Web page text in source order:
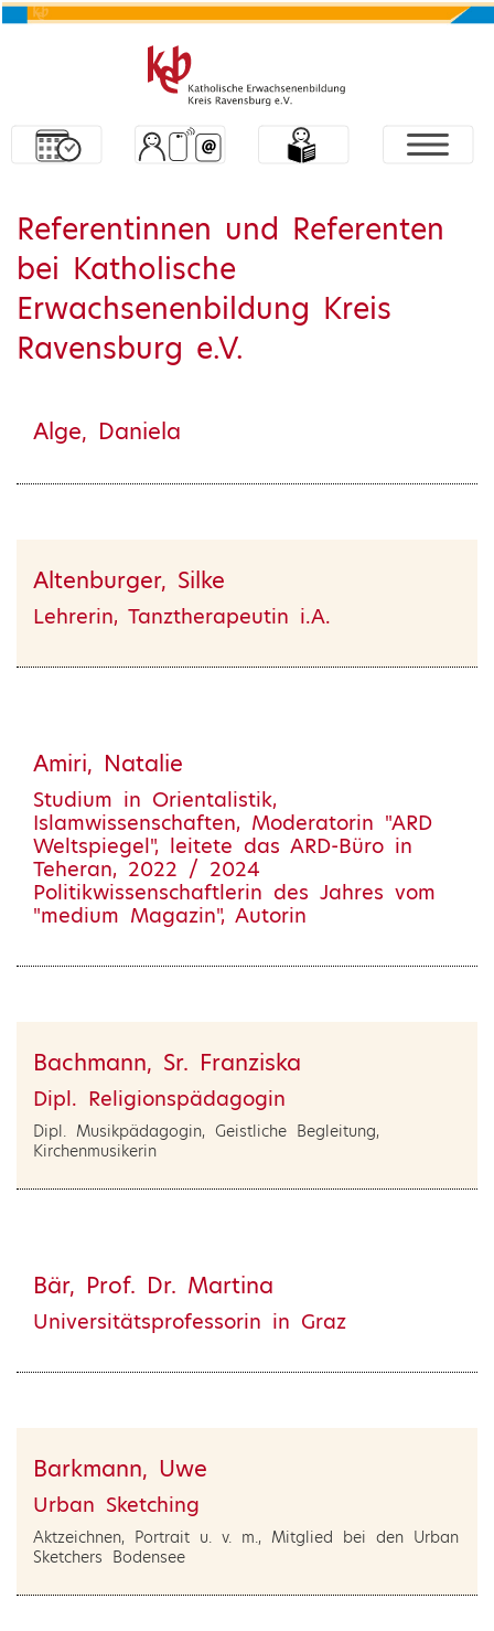
Referentinnen und Referenten
bei Katholische
Erwachsenenbildung Kreis
Ravensburg e.V.
Alge, Daniela
Altenburger, Silke
Lehrerin, Tanztherapeutin i.A.
Amiri, Natalie
Studium in Orientalistik,
Islamwissenschaften, Moderatorin "ARD
Weltspiegel", leitete das ARD-Büro in
Teheran, 2022 / 2024
Politikwissenschaftlerin des Jahres vom
"medium Magazin", Autorin
Bachmann, Sr. Franziska
Dipl. Religionspädagogin
Dipl. Musikpädagogin, Geistliche Begleitung,
Kirchenmusikerin
Bär, Prof. Dr. Martina
Universitätsprofessorin in Graz
Barkmann, Uwe
Urban Sketching
Aktzeichnen, Portrait u. v. m., Mitglied bei den Urban
Sketchers Bodensee